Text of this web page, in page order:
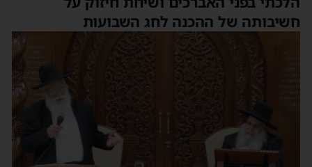
חשיבותה של ההכנה לחג השבועות